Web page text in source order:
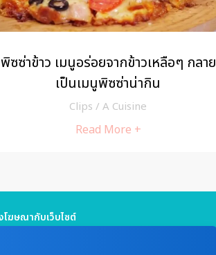
พิซซ่าข้าว เมนูอร่อยจากข้าวเหลือๆ กลาย
เป็นเมนูพิซซ่าน่ากิน
Clips / A Cuisine
Read More +
โฆษณากับเว็บไซต์